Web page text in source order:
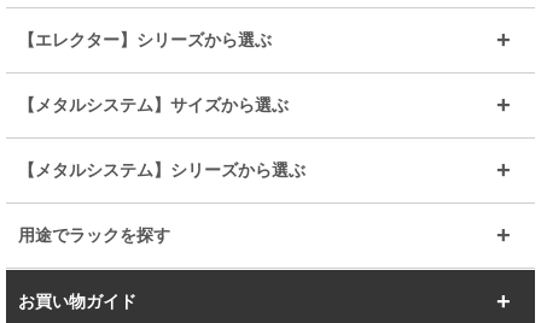
BIGラック(150～180)
その他便利パーツ
メタルルミナス
25mm
25mm
幅45cm
幅150cm
【エレクター】シリーズから選ぶ
シリーズ
樹脂製メトロマックス
【メタルシステム】サイズから選ぶ
幅67.7cm
【メタルシステム】シリーズから選ぶ
スーパー123
用途でラックを探す
突っ張りラック
お買い物ガイド